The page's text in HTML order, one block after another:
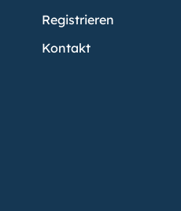
Registrieren
Kontakt